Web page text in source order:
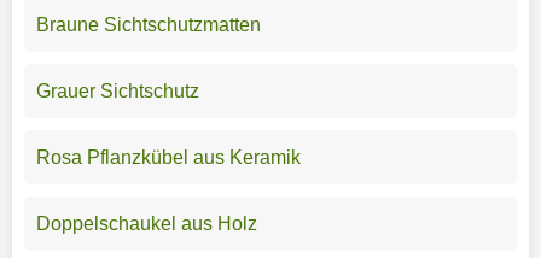
Braune Sichtschutzmatten
Grauer Sichtschutz
Rosa Pflanzkübel aus Keramik
Doppelschaukel aus Holz